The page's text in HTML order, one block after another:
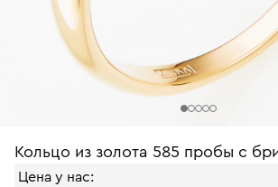
Кольцо из золота 585 пробы с
Цена у нас: